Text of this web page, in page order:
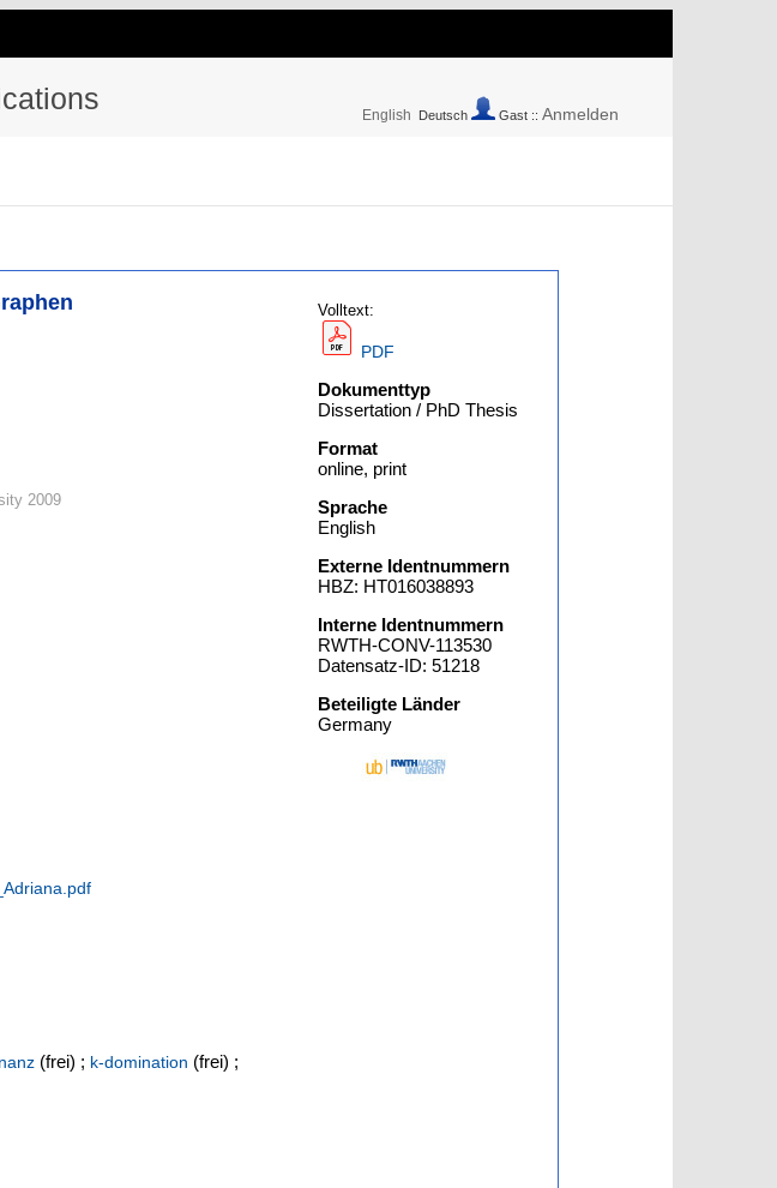
English Deutsch Gast :: Anmelden
2009
(frei) ; k-domination (frei) ;
Volltext:
PDF
Dokumenttyp
Dissertation / PhD Thesis
Format
online, print
Sprache
English
Externe Identnummern
HBZ: HT016038893
Interne Identnummern
RWTH-CONV-113530
Datensatz-ID: 51218
Beteiligte Länder
Germany